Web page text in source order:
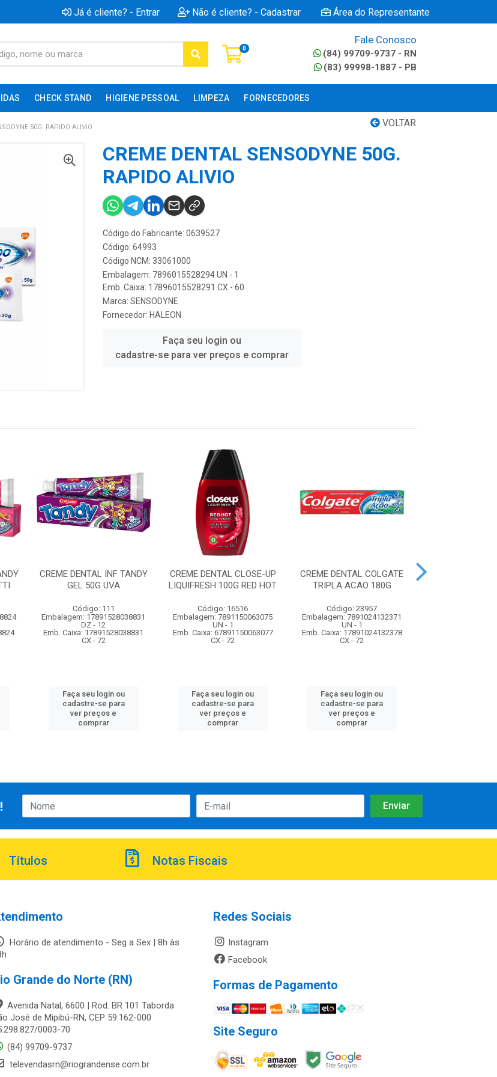
Já é cliente? - Entrar Não é cliente? - Cadastrar Área do Representante
0
Fale Conosco
(84) 99709-9737 - RN
(83) 99998-1887 - PB
CHECK STAND HIGIENE PESSOAL LIMPEZA FORNECEDORES
VOLTAR
50G. RAPIDO ALIVIO
CREME DENTAL SENSODYNE 50G.
RAPIDO ALIVIO
Código do Fabricante: 0639527
Código: 64993
Código NCM: 33061000
Embalagem: 7896015528294 UN - 1
Emb. Caixa: 17896015528291 CX - 60
Marca: SENSODYNE
Fornecedor: HALEON
Faça seu login ou
cadastre-se para ver preços e comprar
CREME DENTAL INF TANDY
GEL 50G UVA
Código: 111
Embalagem: 17891528038831
DZ - 12
Emb. Caixa: 17891528038831
CX - 72
Faça seu login ou
cadastre-se para
ver preços e
comprar
CREME DENTAL CLOSE-UP
LIQUIFRESH 100G RED HOT
Código: 16516
Embalagem: 7891150063075
UN - 1
Emb. Caixa: 67891150063077
CX - 72
Faça seu login ou
cadastre-se para
ver preços e
comprar
CREME DENTAL COLGATE
TRIPLA ACAO 180G
Código: 23957
Embalagem: 7891024132371
UN - 1
Emb. Caixa: 17891024132378
CX - 72
Faça seu login ou
cadastre-se para
ver preços e
comprar
Títulos Notas Fiscais
Horário de atendimento - Seg a Sex | 8h às
Grande do Norte (RN)
Avenida Natal, 6600 | Rod. BR 101 Taborda
José de Mipibú-RN, CEP 59.162-000
0003-70
(84) 99709-9737
televendasrn@riograndense.com.br
Redes Sociais
Instagram
Facebook
Formas de Pagamento
Site Seguro